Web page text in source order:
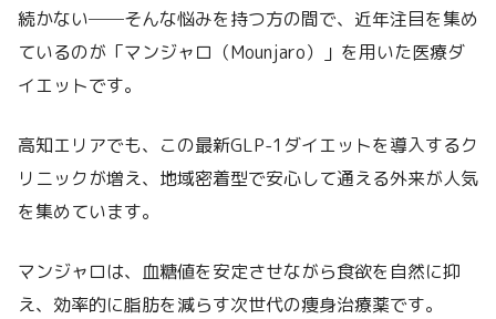
続かない──そんな悩みを持つ方の間で、近年注目を集め
ているのが「マンジャロ（Mounjaro）」を用いた医療ダ
イエットです。
高知エリアでも、この最新GLP-1ダイエットを導入するク
リニックが増え、地域密着型で安心して通える外来が人気
を集めています。
マンジャロは、血糖値を安定させながら食欲を自然に抑
え、効率的に脂肪を減らす次世代の痩身治療薬です。